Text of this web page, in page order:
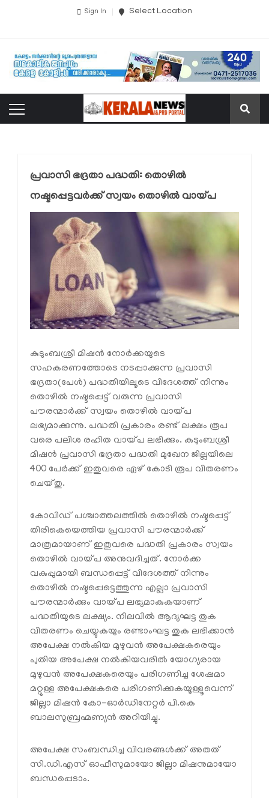
Sign In Select Location
പ്രവാസി ഭദ്രതാ പദ്ധതി: തൊഴില്‍
നഷ്ടപ്പെട്ടവര്‍ക്ക് സ്വയം തൊഴില്‍ വായ്പ
കുടുംബശ്രീ മിഷന്‍ നോര്‍ക്കയുടെ
സഹകരണത്തോടെ നടപ്പാക്കുന്ന പ്രവാസി
ഭദ്രതാ(പേള്‍) പദ്ധതിയിലൂടെ വിദേശത്ത് നിന്നും
തൊഴില്‍ നഷ്ടപ്പെട്ട് വരുന്ന പ്രവാസി
പൗരന്മാര്‍ക്ക് സ്വയം തൊഴില്‍ വായ്പ
ലഭ്യമാക്കുന്നു. പദ്ധതി പ്രകാരം രണ്ട് ലക്ഷം രൂപ
വരെ പലിശ രഹിത വായ്പ ലഭിക്കും. കുടുംബശ്രീ
മിഷന്‍ പ്രവാസി ഭദ്രതാ പദ്ധതി മുഖേന ജില്ലയിലെ
400 പേര്‍ക്ക് ഇതുവരെ ഏഴ് കോടി രൂപ വിതരണം
ചെയ്തു.
കോവിഡ് പശ്ചാത്തലത്തില്‍ തൊഴില്‍ നഷ്ടപ്പെട്ട്
തിരികെയെത്തിയ പ്രവാസി പൗരന്മാര്‍ക്ക്
മാത്രമായാണ് ഇതുവരെ പദ്ധതി പ്രകാരം സ്വയം
തൊഴില്‍ വായ്പ അനുവദിച്ചത്. നോര്‍ക്ക
വകുപ്പുമായി ബന്ധപ്പെട്ട് വിദേശത്ത് നിന്നും
തൊഴില്‍ നഷ്ടപ്പെട്ടെത്തുന്ന എല്ലാ പ്രവാസി
പൗരന്മാര്‍ക്കും വായ്പ ലഭ്യമാകുകയാണ്
പദ്ധതിയുടെ ലക്ഷ്യം. നിലവില്‍ ആദ്യഘട്ട തുക
വിതരണം ചെയ്യുകയും രണ്ടാംഘട്ട തുക ലഭിക്കാന്‍
അപേക്ഷ നല്‍കിയ മുഴുവന്‍ അപേക്ഷകരെയും
പുതിയ അപേക്ഷ നല്‍കിയവരില്‍ യോഗ്യരായ
മുഴുവന്‍ അപേക്ഷകരെയും പരിഗണിച്ച ശേഷമാ
മറ്റുള്ള അപേക്ഷകരെ പരിഗണിക്കുകയൂള്ളൂവെന്ന്
ജില്ലാ മിഷന്‍ കോ-ഓര്‍ഡിനേറ്റര്‍ പി.കെ
ബാലസുബ്രഹ്മണ്യന്‍ അറിയിച്ചു.
അപേക്ഷ സംബന്ധിച്ച വിവരങ്ങള്‍ക്ക് അതത്
സി.ഡി.എസ് ഓഫീസുമായോ ജില്ലാ മിഷനുമായോ
ബന്ധപ്പെടാം.